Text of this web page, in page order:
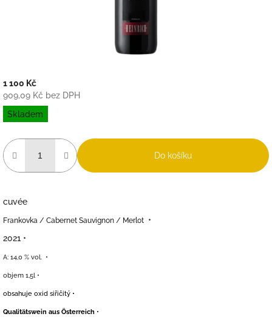
1 100 Kč
909,09 Kč bez DPH
Měrná
cena:
Skladem
Do košíku
cuvée
Frankovka / Cabernet Sauvignon / Merlot •
2021 •
A: 14,0 % vol. •
objem 1,5l •
obsahuje oxid siřičitý •
Qualitätswein aus Österreich •